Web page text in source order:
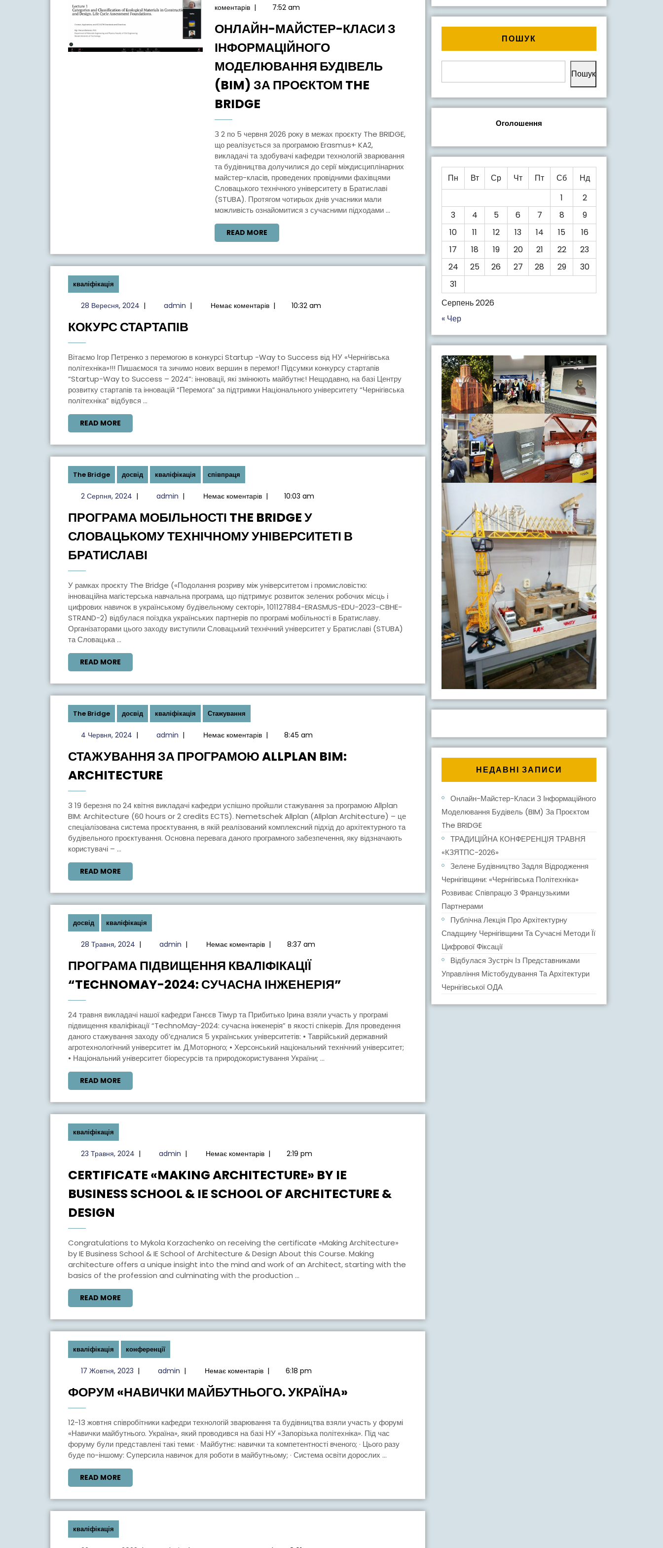
Червня,
коментарів | 7:52 am
ОНЛАЙН-МАЙСТЕР-КЛАСИ З
ІНФОРМАЦІЙНОГО
МОДЕЛЮВАННЯ БУДІВЕЛЬ
(BIM) ЗА ПРОЄКТОМ THE
BRIDGEОНЛАЙН-
КЛАСИ
З
ІНФОРМАЦІЙНОГО
МОДЕЛЮВАННЯ
БУДІВЕЛЬ
(BIM)
ЗА
ПРОЄКТОМ
BRIDGE
З 2 по 5 червня 2026 року в межах проєкту The BRIDGE,
що реалізується за програмою Erasmus+ KA2,
викладачі та здобувачі кафедри технологій зварювання
та будівництва долучилися до серії міждисциплінарних
майстер-класів, проведених провідними фахівцями
Словацького технічного університету в Братиславі
(STUBA). Протягом чотирьох днів учасники мали
можливість ознайомитися з сучасними підходами ...
READ MOREREAD
MORE
кваліфікація
28 Вересня, 202428
2024
| admin admin
| Немає коментарів | 10:32 am
КОКУРС СТАРТАПІВ
Вітаємо Ігор Петренко з перемогою в конкурсі Startup -Way to Success від НУ «Чернігівська
політехніка»!!! Пишаємося та зичимо нових вершин в перемог! Підсумки конкурсу стартапів
“Startup-Way to Success – 2024”: інновації, які змінюють майбутнє! Нещодавно, на базі Центру
розвитку стартапів та інновацій “Перемога” за підтримки Національного університету “Чернігівська
політехніка” відбувся ...
READ MORE
MORE
The Bridge досвід кваліфікація співпраця
2 Серпня, 20242
2024
| admin admin
| Немає коментарів | 10:03 am
ПРОГРАМА МОБІЛЬНОСТІ THE BRIDGE У
СЛОВАЦЬКОМУ ТЕХНІЧНОМУ УНІВЕРСИТЕТІ В
БРАТИСЛАВІ
THE
BRIDGE
У
СЛОВАЦЬКОМУ
БРАТИСЛАВІ
У рамках проєкту The Bridge («Подолання розриву між університетом і промисловістю:
інноваційна магістерська навчальна програма, що підтримує розвиток зелених робочих місць і
цифрових навичок в українському будівельному секторі», 101127884-ERASMUS-EDU-2023-CBHE-
STRAND-2) відбулася поїздка українських партнерів по програмі мобільності в Братиславу.
Організаторами цього заходу виступили Словацький технічний університет у Братиславі (STUBA)
та Словацька ...
READ MORE
MORE
The Bridge досвід кваліфікація Стажування
4 Червня, 20244
2024
| admin admin
| Немає коментарів | 8:45 am
СТАЖУВАННЯ ЗА ПРОГРАМОЮ ALLPLAN BIM:
ARCHITECTURE
ПРОГРАМОЮ
ALLPLAN
BIM:
ARCHITECTURE
3 19 березня по 24 квітня викладачі кафедри успішно пройшли стажування за програмою Allplan
BIM: Architecture (60 hours or 2 credits ECTS). Nemetschek Allplan (Allplan Architecture) – це
спеціалізована система проєктування, в якій реалізований комплексний підхід до архітектурного та
будівельного проєктування. Основна перевага даного програмного забезпечення, яку відзначають
користувачі – ...
READ MORE
MORE
досвід кваліфікація
28 Травня, 202428
2024
| admin admin
| Немає коментарів | 8:37 am
ПРОГРАМА ПІДВИЩЕННЯ КВАЛІФІКАЦІЇ
“TECHNOMAY-2024: СУЧАСНА ІНЖЕНЕРІЯ”
КВАЛІФІКАЦІЇ
“TECHNOMAY-
2024:
СУЧАСНА
24 травня викладачі нашої кафедри Ганєєв Тімур та Прибитько Ірина взяли участь у програмі
підвищення кваліфікації “TechnoMay-2024: сучасна інженерія” в якості спікерів. Для проведення
даного стажування заходу об’єдналися 5 українських університетів: • Таврійський державний
агротехнологічний університет ім. Д.Моторного; • Херсонський національний технічний університет;
• Національний університет біоресурсів та природокористування України; ...
READ MORE
MORE
кваліфікація
23 Травня, 202423
2024
| admin admin
| Немає коментарів | 2:19 pm
CERTIFICATE «MAKING ARCHITECTURE» BY IE
BUSINESS SCHOOL & IE SCHOOL OF ARCHITECTURE &
DESIGN
ARCHITECTURE»
BY
IE
BUSINESS
SCHOOL
&
IE
SCHOOL
OF
ARCHITECTURE
&
DESIGN
Congratulations to Mykola Korzachenko on receiving the certificate «Making Architecture»
by IE Business School & IE School of Architecture & Design About this Course. Making
architecture offers a unique insight into the mind and work of an Architect, starting with the
basics of the profession and culminating with the production ...
READ MORE
MORE
кваліфікація конференції
17 Жовтня, 202317
2023
| admin admin
| Немає коментарів | 6:18 pm
ФОРУМ «НАВИЧКИ МАЙБУТНЬОГО. УКРАЇНА»
МАЙБУТНЬОГО.
УКРАЇНА»
12-13 жовтня співробітники кафедри технологій зварювання та будівництва взяли участь у форумі
«Навички майбутнього. Україна», який проводився на базі НУ «Запорізька політехніка». Під час
форуму були представлені такі теми: · Майбутнє: навички та компетентності вченого; · Цього разу
буде по-іншому: Суперсила навичок для роботи в майбутньому; · Система освіти дорослих ...
READ MORE
MORE
кваліфікація
ПОШУК
Пошук
Оголошення
Серпень 2026
Пн Вт Ср Чт Пт Сб
Нд
1
2
3
4 5 6 7 8
9
10
11 12 13 14 15
16
17
18 19 20 21 22
23
24
25 26 27 28 29
30
31
« Чер
НЕДАВНІ ЗАПИСИ
Онлайн-Майстер-Класи З Інформаційного
Моделювання Будівель (BIM) За Проєктом
The BRIDGE
ТРАДИЦІЙНА КОНФЕРЕНЦІЯ ТРАВНЯ
«КЗЯТПС-2026»
Зелене Будівництво Задля Відродження
Чернігівщини: «Чернігівська Політехніка»
Розвиває Співпрацю З Французькими
Партнерами
Публічна Лекція Про Архітектурну
Спадщину Чернігівщини Та Сучасні Методи Її
Цифрової Фіксації
Відбулася Зустріч Із Представниками
Управління Містобудування Та Архітектури
Чернігівської ОДА